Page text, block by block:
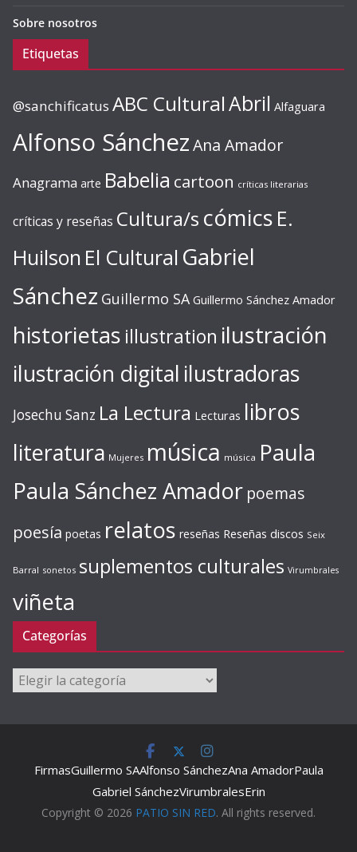
Sobre nosotros
Etiquetas
@sanchificatus ABC CulturalAbril Alfaguara
Alfonso SánchezAna Amador
Anagrama arte Babelia cartoon críticas literarias
críticas y reseñas Cultura/s cómics E.
Huilson El Cultural Gabriel
Sánchez Guillermo SA Guillermo Sánchez Amador
historietas illustration ilustración
ilustración digital ilustradoras
Josechu Sanz La Lectura Lecturas libros
literatura Mujeres música música Paula
Paula Sánchez Amador poemas
poesía poetas relatos reseñas Reseñas discos Seix
Barral sonetos suplementos culturales Virumbrales
viñeta
Categorías
Categorías
FirmasGuillermo SAAlfonso SánchezAna AmadorPaula
Gabriel SánchezVirumbralesErin
Copyright © 2026 PATIO SIN RED. All rights reserved.